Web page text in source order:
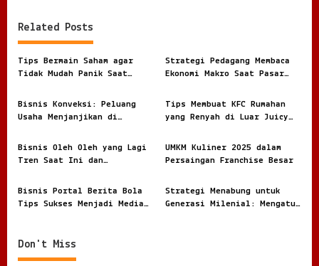
n
a
v
g
a
t
i
o
n
Related Posts
Tips Bermain Saham agar
Tidak Mudah Panik Saat
Strategi Pedagang Membaca
Ekonomi Makro Saat Pasar
Tenang
Bisnis Konveksi: Peluang
Usaha Menjanjikan di
Berkembang
Tips Membuat KFC Rumahan
yang Renyah di Luar Juicy
Bisnis Oleh Oleh yang Lagi
Tren Saat Ini dan
UMKM Kuliner 2025 dalam
Persaingan Franchise Besar
Bisnis Portal Berita Bola
Tips Sukses Menjadi Media
Strategi Menabung untuk
Generasi Milenial: Mengatur
Don't Miss